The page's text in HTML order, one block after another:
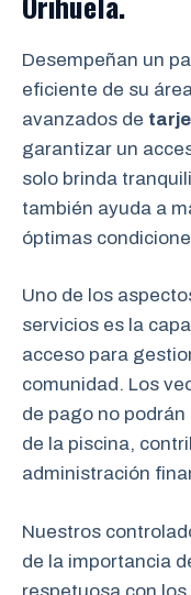
Desempeñan un
eficiente de su
avanzados de
garantizar un
solo brinda
también ayuda a
óptimas
Uno de los
servicios es la
acceso para
comunidad. Los
de pago no
de la piscina,
administración
Nuestros
de la importancia
respetuosa con